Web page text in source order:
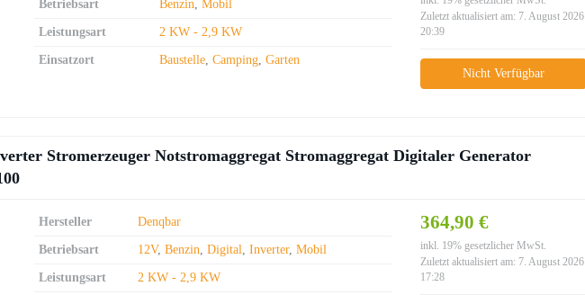
Zuletzt aktualisiert am: 7. August 2026
20:39
Nicht Verfügbar
Betriebsart Benzin,Mobil
Leistungsart 2 KW - 2,9 KW
Einsatzort Baustelle,Camping,Garten
Stromerzeuger Notstromaggregat Stromaggregat Digitaler Generator
364,90 €
inkl. 19% gesetzlicher MwSt.
Zuletzt aktualisiert am: 7. August 2026
17:28
Hersteller Denqbar
Betriebsart 12V,Benzin,Digital,Inverter,Mobil
Leistungsart 2 KW - 2,9 KW